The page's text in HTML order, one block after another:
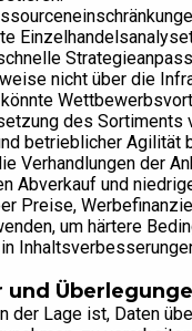
nicht über die
des Sortiments
betrieblicher Agilität
Verhandlungen der
Abverkauf und
Preise,
um härtere
der Lage ist, Daten